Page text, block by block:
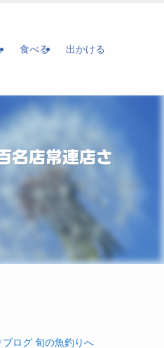
食べる 出かける
名店常連店さ